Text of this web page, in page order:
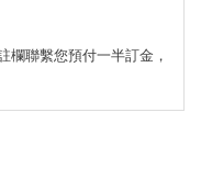
欄聯繫您預付一半訂金，